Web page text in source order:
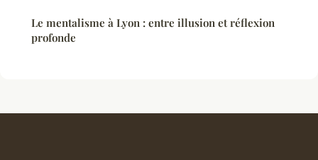
Le mentalisme à Lyon : entre illusion et réflexion
profonde